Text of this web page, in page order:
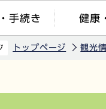
手続き 健康
トップページ 観光